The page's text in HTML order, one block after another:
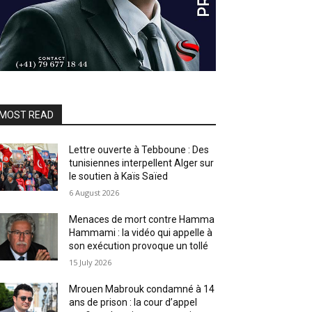
READ
Lettre ouverte à Tebboune : Des
tunisiennes interpellent Alger sur
le soutien à Kaïs Saïed
6 August 2026
Menaces de mort contre Hamma
Hammami : la vidéo qui appelle à
son exécution provoque un tollé
15 July 2026
Mrouen Mabrouk condamné à 14
ans de prison : la cour d’appel